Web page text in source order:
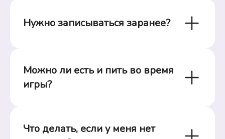
Нужно записываться заранее?
Можно ли есть и пить во время
игры?
Что делать, если у меня нет